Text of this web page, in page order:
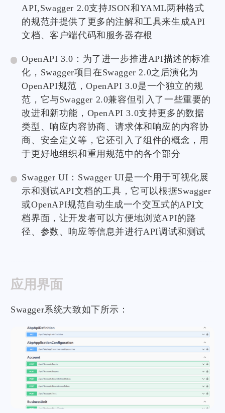
API,Swagger 2.0支持JSON和YAML两种格式
的规范并提供了更多的注解和工具来生成API
文档、客户端代码和服务器存根
OpenAPI 3.0：为了进一步推进API描述的标准
化，Swagger项目在Swagger 2.0之后演化为
OpenAPI规范，OpenAPI 3.0是一个独立的规
范，它与Swagger 2.0兼容但引入了一些重要的
改进和新功能，OpenAPI 3.0支持更多的数据
类型、响应内容协商、请求体和响应的内容协
商、安全定义等，它还引入了组件的概念，用
于更好地组织和重用规范中的各个部分
Swagger UI：Swagger UI是一个用于可视化展
示和测试API文档的工具，它可以根据Swagger
或OpenAPI规范自动生成一个交互式的API文
档界面，让开发者可以方便地浏览API的路
径、参数、响应等信息并进行API调试和测试
应用界面
Swagger系统大致如下所示：